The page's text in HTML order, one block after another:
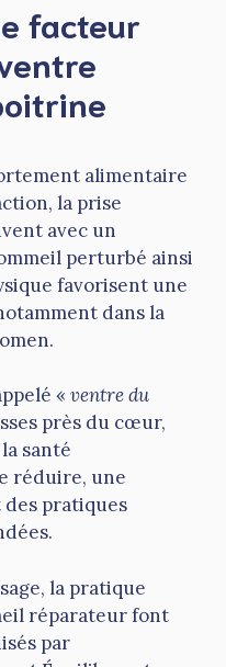
facteur
alimentaire
la prise
avec un
perturbé ainsi
favorisent une
dans la
« ventre du
près du cœur,
santé
réduire, une
pratiques
la pratique
réparateur font
par